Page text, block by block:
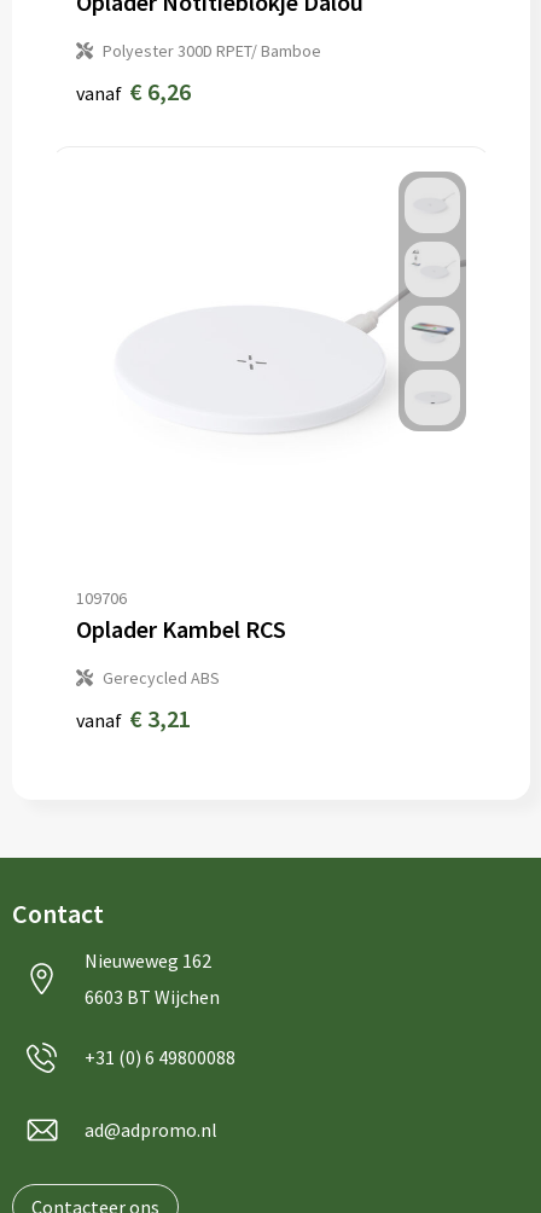
Polyester 300D RPET/ Bamboe
vanaf € 6,26
109706
Oplader Kambel RCS
Gerecycled ABS
vanaf € 3,21
Contact
Nieuweweg 162
6603 BT Wijchen
+31 (0) 6 49800088
ad@adpromo.nl
Contacteer ons